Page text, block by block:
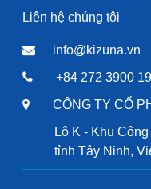
Liên hệ chúng tôi
info@kizuna.vn
+84 272 3900
CÔNG TY CỔ
Lô K - Khu
tỉnh Tây Ninh,